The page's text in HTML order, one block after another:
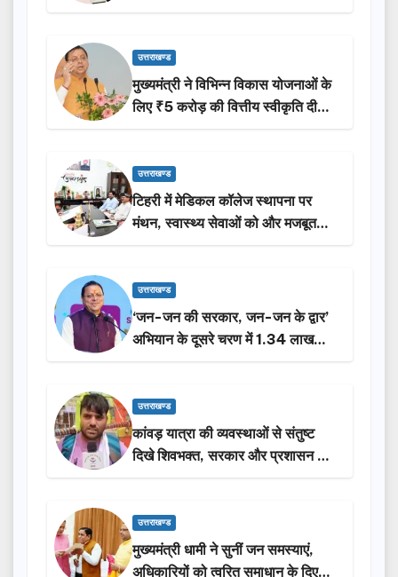
उत्तराखण्ड
मुख्यमंत्री ने विभिन्न विकास योजनाओं के
लिए ₹5 करोड़ की वित्तीय स्वीकृति दी…
उत्तराखण्ड
टिहरी में मेडिकल कॉलेज स्थापना पर
मंथन, स्वास्थ्य सेवाओं को और मजबूत
करेगी सरकार: मुख्यमंत्री धामी…
उत्तराखण्ड
‘जन-जन की सरकार, जन-जन के द्वार’
अभियान के दूसरे चरण में 1.34 लाख
लोगों की भागीदारी…
उत्तराखण्ड
कांवड़ यात्रा की व्यवस्थाओं से संतुष्ट
दिखे शिवभक्त, सरकार और प्रशासन की
सराहना…
उत्तराखण्ड
मुख्यमंत्री धामी ने सुनीं जन समस्याएं,
अधिकारियों को त्वरित समाधान के दिए